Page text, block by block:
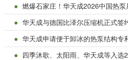
燃爆石家庄！华天成2026中国热泵展
华天成与德国比泽尔压缩机正式签
华天成申请便于卸冰的热泵结构专
四季沐歌、太阳雨、华天成等入